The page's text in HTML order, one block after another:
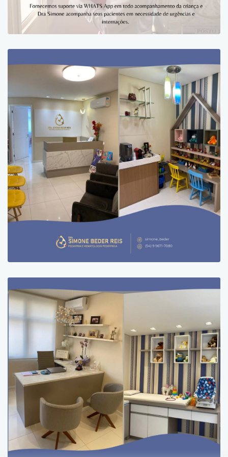
muito amor, sempre atende as
necessidades mesmo estando fora do
seu consultório, isso é muito valioso,
pois nos sentimos acolhidos l.
Paciente
Excelente médica, educada e
atenciosa, profissional inteligente
sempre disposta a explicar com
clareza o quadro clínico da nossa filha.
Paciente
Gostei muito, o serviço foi excelente e
muito profissional.
Paciente